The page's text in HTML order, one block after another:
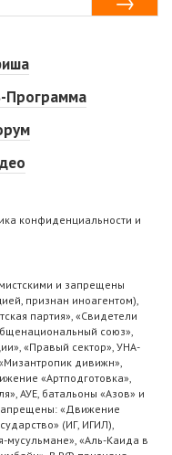
Программа
конфиденциальности и
и запрещены
признан иноагентом),
партия», «Свидетели
союз»,
«Правый сектор», УНА-
дивижн»,
«Артподготовка»,
АУЕ, батальоны «Азов» и
«Движение
(ИГ, ИГИЛ),
мусульмане», «Аль-Каида в